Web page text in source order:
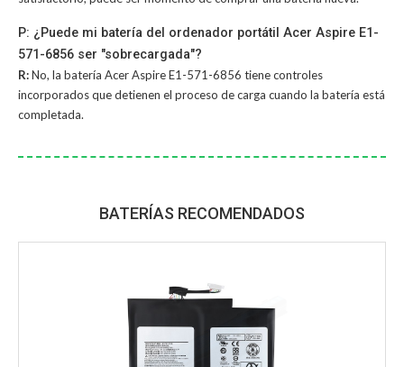
P: ¿Puede mi batería del ordenador portátil Acer Aspire E1-
571-6856 ser "sobrecargada"?
R:No, la batería Acer Aspire E1-571-6856 tiene controles
incorporados que detienen el proceso de carga cuando la batería está
completada.
BATERÍAS RECOMENDADOS